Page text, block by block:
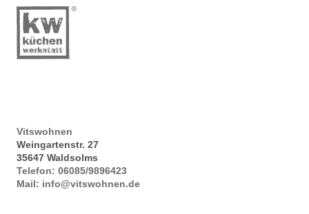
Vitswohnen
Weingartenstr. 27
35647 Waldsolms
Telefon: 06085/9896423
Mail: info@vitswohnen.de